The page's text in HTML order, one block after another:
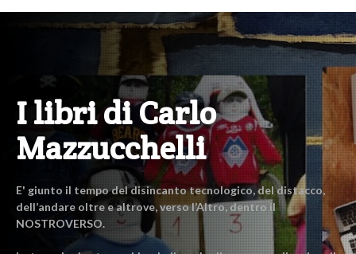
I libri di Carlo
Mazzucchelli
E' giunto il tempo del disincanto tecnologico, del distacco,
dell’andare oltre e altrove, verso l’Altro, dentro il
NOSTROVERSO.